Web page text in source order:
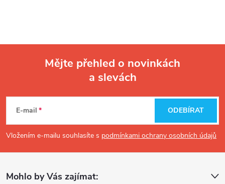
p
a
Mějte přehled o novinkách
a slevách
E-mail
Vložením e-mailu souhlasíte s podmínkami ochrany osobních údajů
ODEBÍRAT
Mohlo by Vás zajímat: